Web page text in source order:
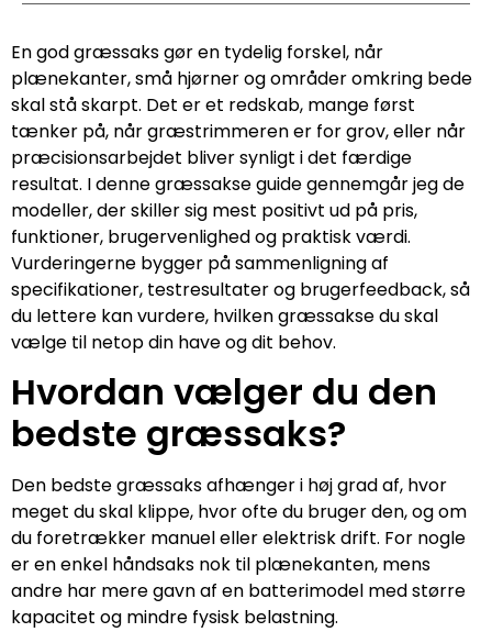
En god græssaks gør en tydelig forskel, når
plænekanter, små hjørner og områder omkring bede
skal stå skarpt. Det er et redskab, mange først
tænker på, når græstrimmeren er for grov, eller når
præcisionsarbejdet bliver synligt i det færdige
resultat. I denne græssakse guide gennemgår jeg de
modeller, der skiller sig mest positivt ud på pris,
funktioner, brugervenlighed og praktisk værdi.
Vurderingerne bygger på sammenligning af
specifikationer, testresultater og brugerfeedback, så
du lettere kan vurdere, hvilken græssakse du skal
vælge til netop din have og dit behov.
Hvordan vælger du den
bedste græssaks?
Den bedste græssaks afhænger i høj grad af, hvor
meget du skal klippe, hvor ofte du bruger den, og om
du foretrækker manuel eller elektrisk drift. For nogle
er en enkel håndsaks nok til plænekanten, mens
andre har mere gavn af en batterimodel med større
kapacitet og mindre fysisk belastning.